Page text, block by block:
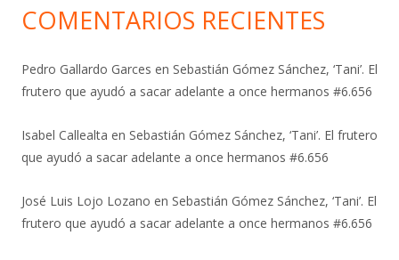
COMENTARIOS RECIENTES
Pedro Gallardo Garces en Sebastián Gómez Sánchez, ‘Tani’. El
frutero que ayudó a sacar adelante a once hermanos #6.656
Isabel Callealta en Sebastián Gómez Sánchez, ‘Tani’. El frutero
que ayudó a sacar adelante a once hermanos #6.656
José Luis Lojo Lozano en Sebastián Gómez Sánchez, ‘Tani’. El
frutero que ayudó a sacar adelante a once hermanos #6.656